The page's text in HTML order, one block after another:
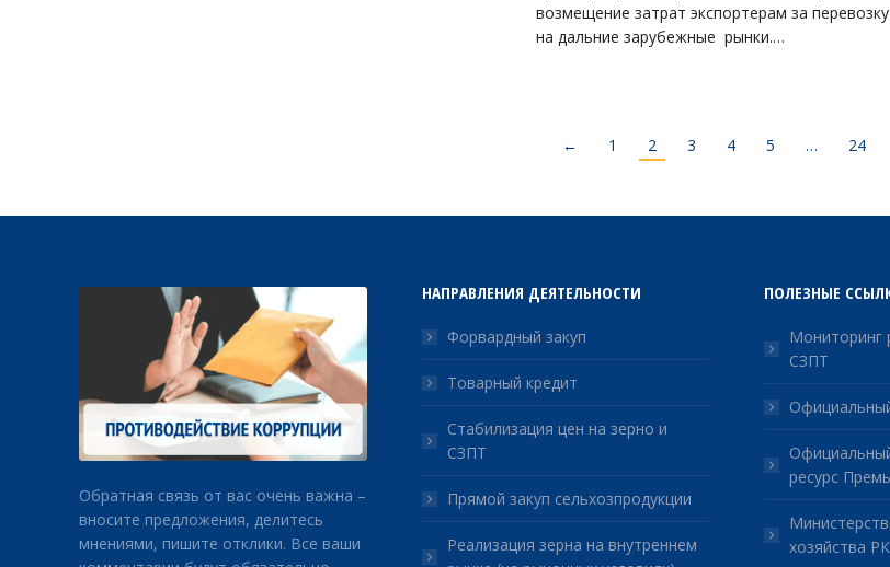
возмещение затрат экспортерам за
на дальние зарубежные рынки.…
← 1 2 3 4 5 … 24
Обратная связь от вас очень важна –
вносите предложения, делитесь
мнениями, пишите отклики. Все ваши
НАПРАВЛЕНИЯ ДЕЯТЕЛЬНОСТИ
Форвардный закуп
Товарный кредит
Стабилизация цен на зерно и
СЗПТ
Прямой закуп сельхозпродукции
Реализация зерна на внутреннем
ПОЛЕЗНЫЕ
Мониторинг
СЗПТ
ресурс
хозяйства РК